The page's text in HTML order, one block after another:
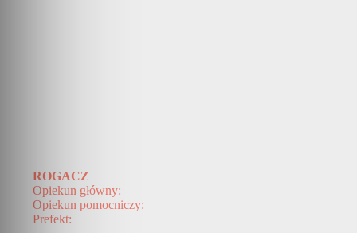
ROGACZ
Opiekun główny:
Opiekun pomocniczy:
Prefekt: